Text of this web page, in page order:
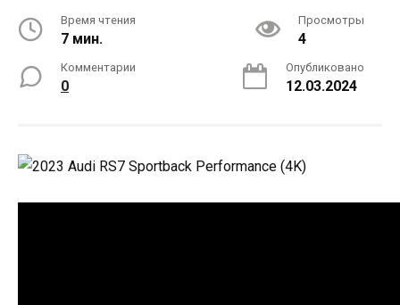
Время чтения
7 мин.
Просмотры
4
Комментарии
0
Опубликовано
12.03.2024